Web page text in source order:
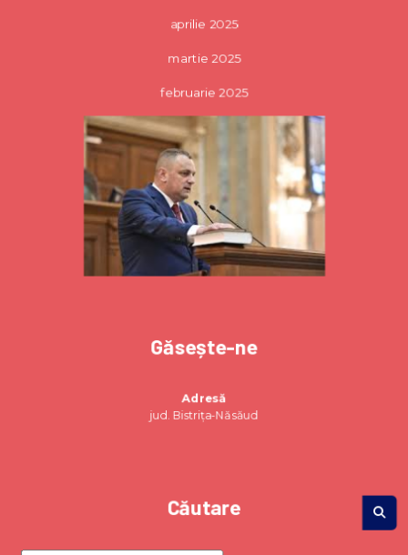
aprilie 2025
martie 2025
februarie 2025
Găsește-ne
Adresă
jud. Bistrița-Năsăud
Căutare